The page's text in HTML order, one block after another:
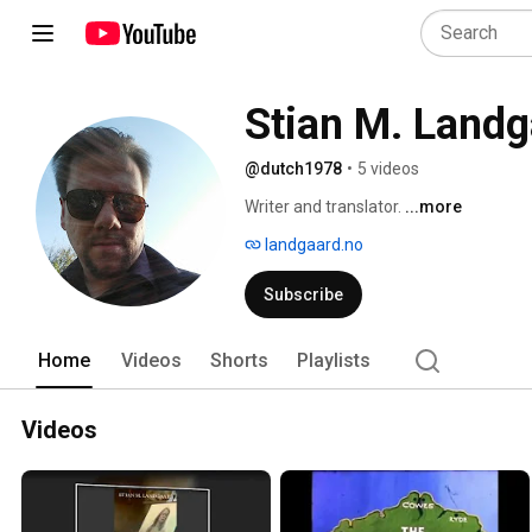
Stian M.
@dutch1978 • 5 videos
Writer and translator. ...more
landgaard.no
Subscribe
Home Videos Shorts Playlists
Videos